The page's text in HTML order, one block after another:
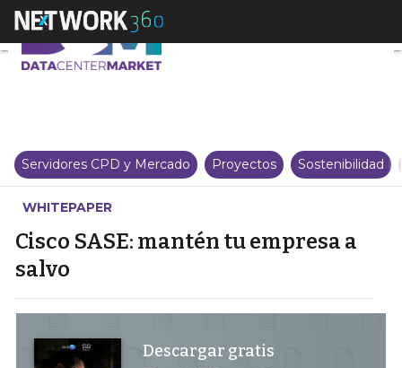
Cisco SASE: mantén tu
Servidores CPD y Mercado Proyectos Sostenibilidad
WHITEPAPER
Cisco SASE: mantén tu empresa a
salvo
Descargar gratis